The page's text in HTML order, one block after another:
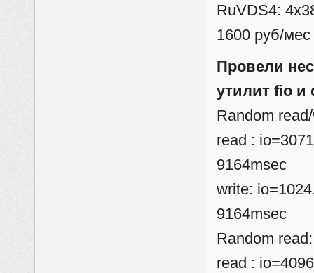
RuVDS4:
1600 руб/мес
Провели
утилит fio и
Random
read :
9164msec
write:
9164msec
Random read:
read :